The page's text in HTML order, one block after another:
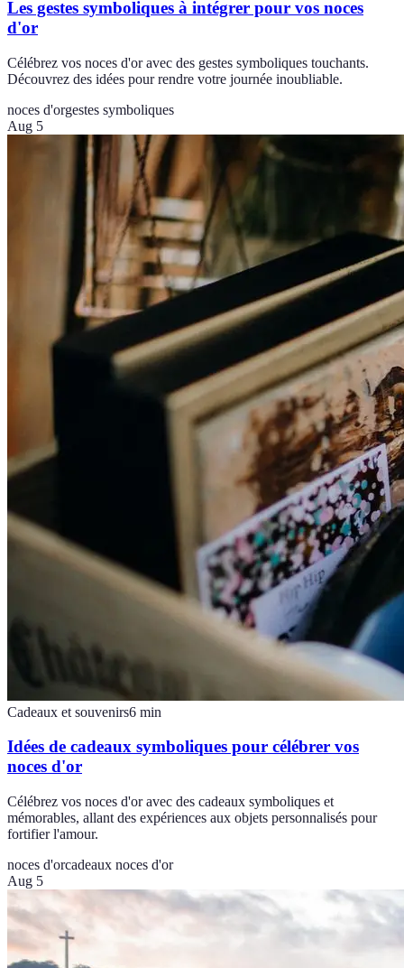
Les gestes symboliques à intégrer pour vos noces
d'or
Célébrez vos noces d'or avec des gestes symboliques touchants.
Découvrez des idées pour rendre votre journée inoubliable.
noces d'orgestes symboliques
Aug 5
Cadeaux et souvenirs6 min
Idées de cadeaux symboliques pour célébrer vos
noces d'or
Célébrez vos noces d'or avec des cadeaux symboliques et
mémorables, allant des expériences aux objets personnalisés pour
fortifier l'amour.
noces d'orcadeaux noces d'or
Aug 5